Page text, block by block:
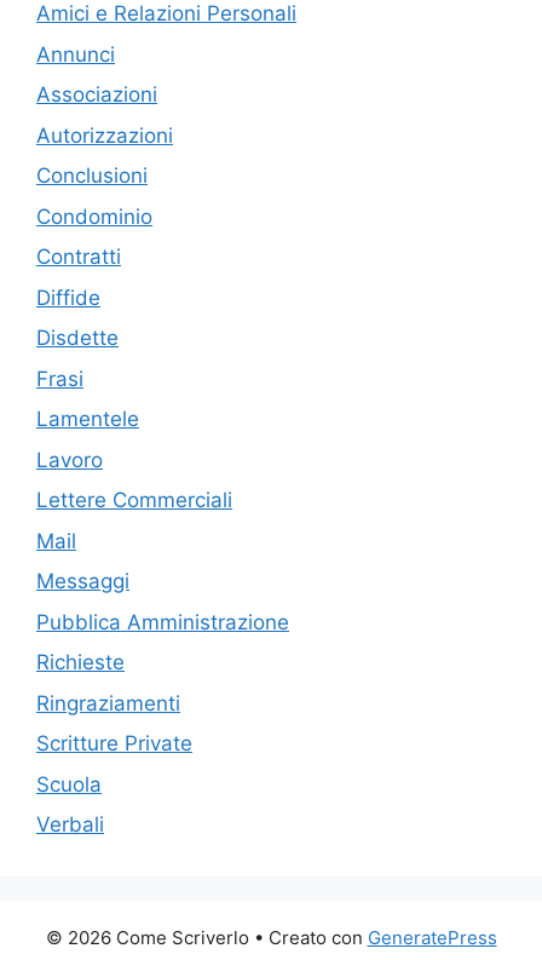
Amici e Relazioni Personali
Annunci
Associazioni
Autorizzazioni
Conclusioni
Condominio
Contratti
Diffide
Disdette
Frasi
Lamentele
Lavoro
Lettere Commerciali
Mail
Messaggi
Pubblica Amministrazione
Richieste
Ringraziamenti
Scritture Private
Scuola
Verbali
© 2026 Come Scriverlo • Creato con GeneratePress